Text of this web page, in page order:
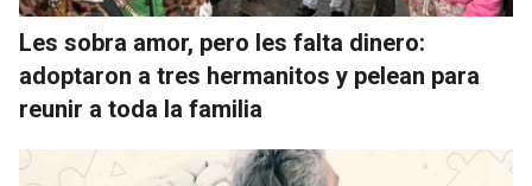
Les sobra amor, pero les falta dinero:
adoptaron a tres hermanitos y pelean para
reunir a toda la familia